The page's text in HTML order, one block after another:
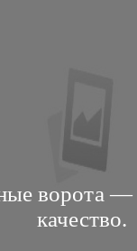
ворота —
качество.